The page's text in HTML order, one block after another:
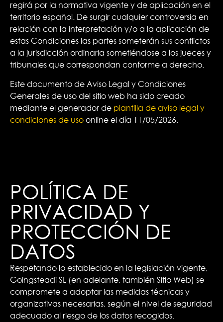
regirá por la normativa vigente y de aplicación en el
territorio español. De surgir cualquier controversia en
relación con la interpretación y/o a la aplicación de
estas Condiciones las partes someterán sus conflictos
a la jurisdicción ordinaria sometiéndose a los jueces y
tribunales que correspondan conforme a derecho.
Este documento de Aviso Legal y Condiciones
Generales de uso del sitio web ha sido creado
mediante el generador de plantilla de aviso legal y
condiciones de usoonline el día 11/05/2026.
POLÍTICA DE
PRIVACIDAD Y
PROTECCIÓN DE
DATOS
Respetando lo establecido en la legislación vigente,
Goingsteadi SL (en adelante, también Sitio Web) se
compromete a adoptar las medidas técnicas y
organizativas necesarias, según el nivel de seguridad
adecuado al riesgo de los datos recogidos.